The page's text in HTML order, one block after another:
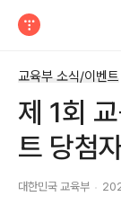
교육부 소식/이벤트
제 1회
트 당첨
대한민국 교육부